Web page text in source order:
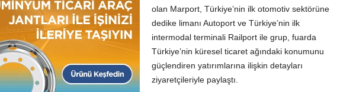
olan Marport, Türkiye’nin ilk otomotiv sektörüne
dedike limanı Autoport ve Türkiye’nin ilk
intermodal terminali Railport ile grup, fuarda
Türkiye’nin küresel ticaret ağındaki konumunu
güçlendiren yatırımlarına ilişkin detayları
ziyaretçileriyle paylaştı.